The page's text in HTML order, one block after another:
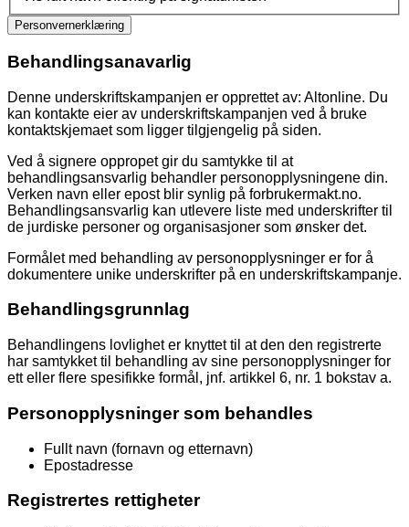
Personvernerklæring
Behandlingsanavarlig
Denne underskriftskampanjen er opprettet av: Altonline. Du
kan kontakte eier av underskriftskampanjen ved å bruke
kontaktskjemaet som ligger tilgjengelig på siden.
Ved å signere oppropet gir du samtykke til at
behandlingsansvarlig behandler personopplysningene din.
Verken navn eller epost blir synlig på forbrukermakt.no.
Behandlingsansvarlig kan utlevere liste med underskrifter til
de jurdiske personer og organisasjoner som ønsker det.
Formålet med behandling av personopplysninger er for å
dokumentere unike underskrifter på en underskriftskampanje.
Behandlingsgrunnlag
Behandlingens lovlighet er knyttet til at den den registrerte
har samtykket til behandling av sine personopplysninger for
ett eller flere spesifikke formål, jnf. artikkel 6, nr. 1 bokstav a.
Personopplysninger som behandles
Fullt navn (fornavn og etternavn)
Epostadresse
Registrertes rettigheter